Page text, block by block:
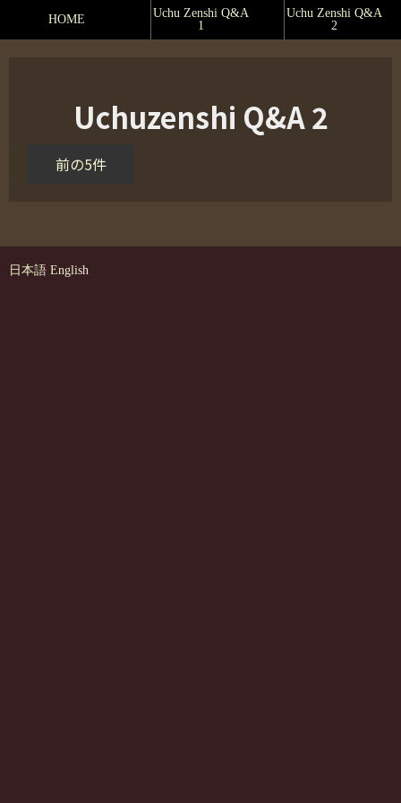
HOME
Uchu Zenshi Q&A
1
Uchu Zenshi Q&A
2
Uchuzenshi Q&A 2
前の5件
日本語 English